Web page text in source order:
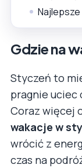
Gdzie na
Styczeń to
pragnie uciec
Coraz więcej
wakacje w
wrócić z
czas na